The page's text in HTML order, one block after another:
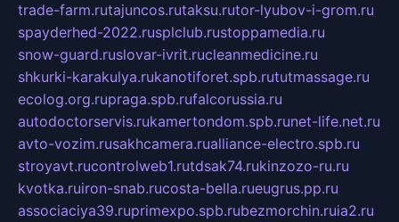
trade-farm.rutajuncos.rutaksu.rutor-lyubov-i-grom.ru
spayderhed-2022.rusplclub.rustoppamedia.ru
snow-guard.ruslovar-ivrit.rucleanmedicine.ru
shkurki-karakulya.rukanotiforet.spb.rututmassage.ru
ecolog.org.rupraga.spb.rufalcorussia.ru
autodoctorservis.rukamertondom.spb.runet-life.net.ru
avto-vozim.rusakhcamera.rualliance-electro.spb.ru
stroyavt.rucontrolweb1.rutdsak74.rukinzozo-ru.ru
kvotka.ruiron-snab.rucosta-bella.rueugrus.pp.ru
associaciya39.ruprimexpo.spb.rubezmorchin.ruia2.ru